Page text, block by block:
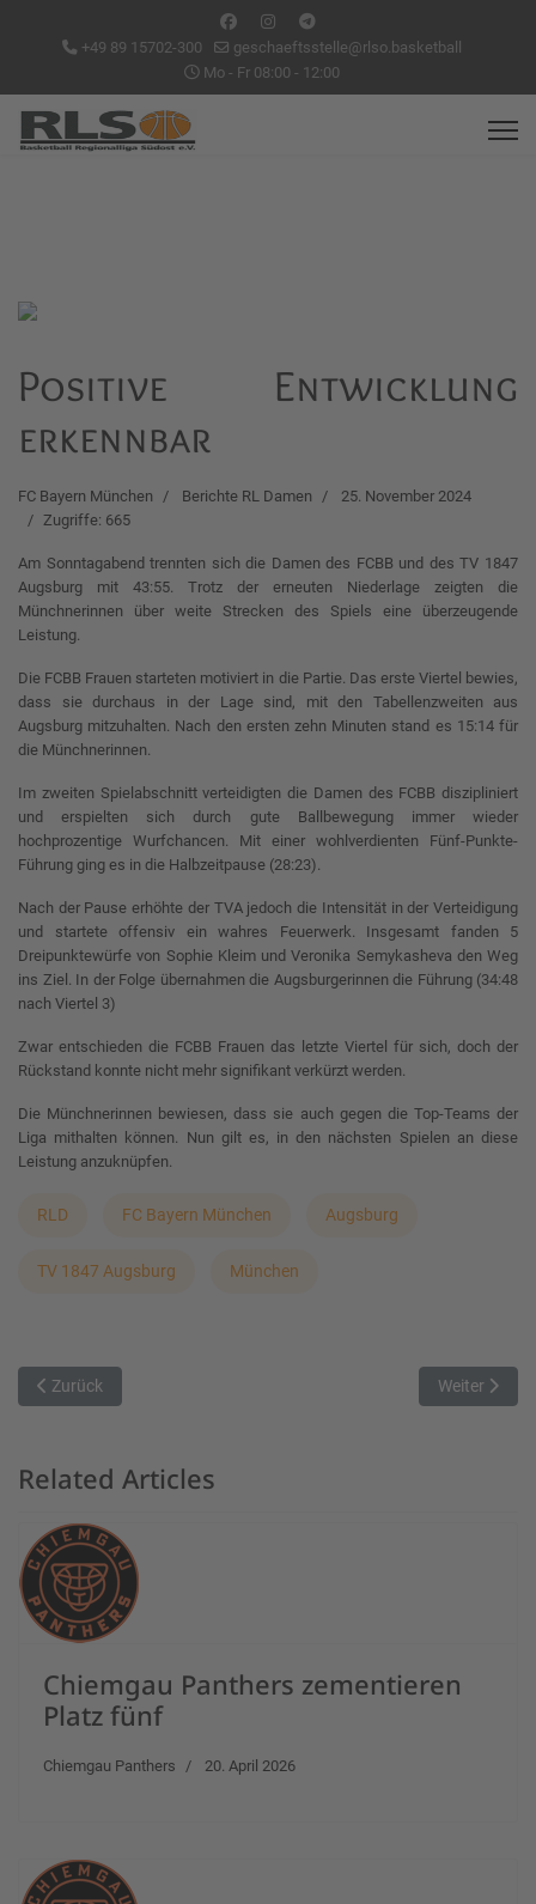
+49 89 15702-300
geschaeftsstelle@rlso.basketball
Mo - Fr 08:00 - 12:00
Positive Entwicklung
erkennbar
FC Bayern München Berichte RL Damen
25. November 2024
Zugriffe: 665
Am Sonntagabend trennten sich die Damen des FCBB und des TV 1847
Augsburg mit 43:55. Trotz der erneuten Niederlage zeigten die
Münchnerinnen über weite Strecken des Spiels eine überzeugende
Leistung.
Die FCBB Frauen starteten motiviert in die Partie. Das erste Viertel bewies,
dass sie durchaus in der Lage sind, mit den Tabellenzweiten aus
Augsburg mitzuhalten. Nach den ersten zehn Minuten stand es 15:14 für
die Münchnerinnen.
Im zweiten Spielabschnitt verteidigten die Damen des FCBB diszipliniert
und erspielten sich durch gute Ballbewegung immer wieder
hochprozentige Wurfchancen. Mit einer wohlverdienten Fünf-Punkte-
Führung ging es in die Halbzeitpause (28:23).
Nach der Pause erhöhte der TVA jedoch die Intensität in der Verteidigung
und startete offensiv ein wahres Feuerwerk. Insgesamt fanden 5
Dreipunktewürfe von Sophie Kleim und Veronika Semykasheva den Weg
ins Ziel. In der Folge übernahmen die Augsburgerinnen die Führung (34:48
nach Viertel 3)
Zwar entschieden die FCBB Frauen das letzte Viertel für sich, doch der
Rückstand konnte nicht mehr signifikant verkürzt werden.
Die Münchnerinnen bewiesen, dass sie auch gegen die Top-Teams der
Liga mithalten können. Nun gilt es, in den nächsten Spielen an diese
Leistung anzuknüpfen.
RLD FC Bayern München Augsburg
TV 1847 Augsburg München
Vorheriger Beitrag: Erster Rückrundensieg für den ESV
Zurück Nächster
Weiter
Related Articles
Chiemgau Panthers zementieren
Platz fünf
Chiemgau Panthers 20. April 2026